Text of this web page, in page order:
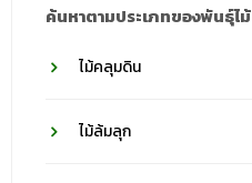
ค้นหาตามประเภทของพันธุ์ไม้
ไม้คลุมดิน
ไม้ล้มลุก